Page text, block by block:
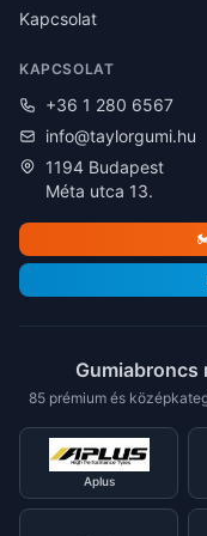
Kapcsolat
KAPCSOLAT
+36 1 280 6567
info@taylorgumi.hu
1194 Budapest
Méta utca 13.
Gumiabroncs
85 prémium és
Aplus